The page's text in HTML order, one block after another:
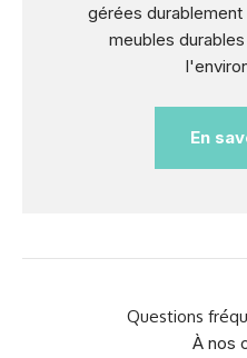
gérées
meubles
En
Questions
À nos